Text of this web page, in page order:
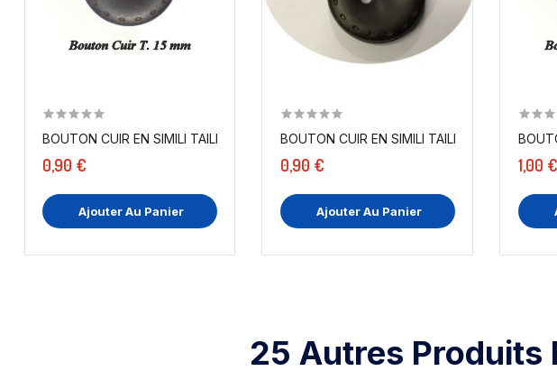
BOUTON CUIR EN SIMILI TAILLE 15 MM EN MARON...
0,90 €
Ajouter Au Panier
BOUTON CUIR EN SIMILI TAILLE 15 MM EN
0,90 €
Ajouter Au Panier
1,00 €
25 Autres Produits